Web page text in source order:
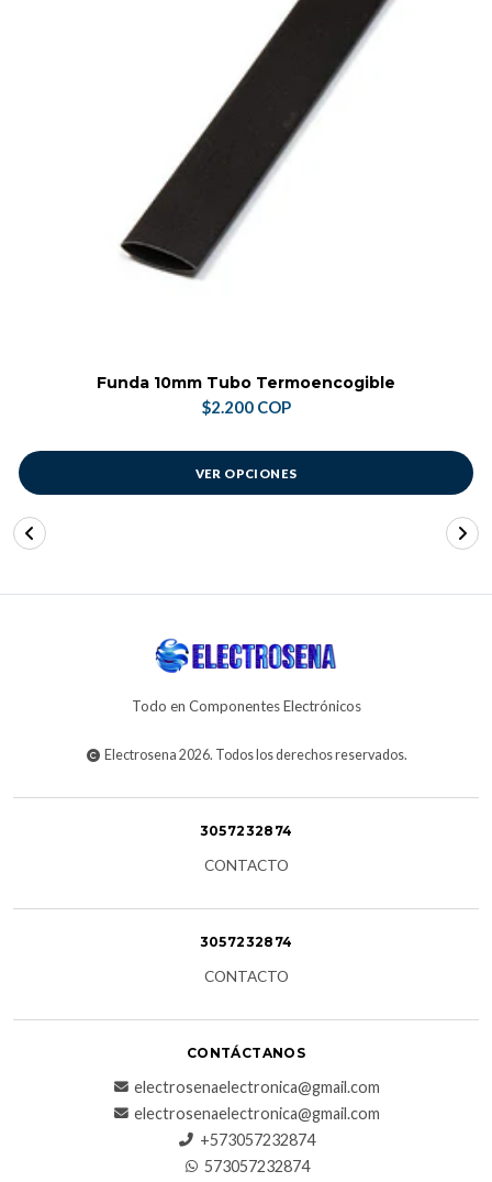
Funda 10mm Tubo Termoencogible
$2.200 COP
VER OPCIONES
Todo en Componentes Electrónicos
Electrosena 2026. Todos los derechos reservados.
3057232874
CONTACTO
3057232874
CONTACTO
CONTÁCTANOS
electrosenaelectronica@gmail.com
electrosenaelectronica@gmail.com
+573057232874
573057232874